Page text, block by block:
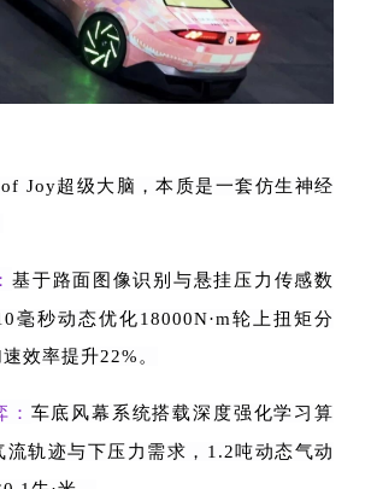
Joy超级大脑，本质是一套仿生神经
基于路面图像识别与悬挂压力传感数
毫秒动态优化18000N·m轮上扭矩分
效率提升22% 。
车底风幕系统搭载深度强化学习算
轨迹与下压力需求， 1.2吨动态气动